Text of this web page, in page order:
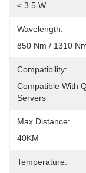
≤ 3.5 W
Wavelength:
850 Nm / 1310
Compatibility:
Compatible With
Servers
Max Distance:
40KM
Temperature: